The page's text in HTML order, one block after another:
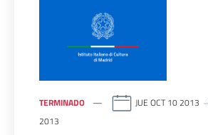
TERMINADO JUE OCT 10 2013
2013